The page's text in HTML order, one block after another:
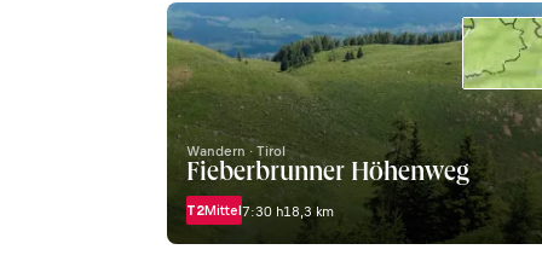
Wandern · Tirol
Fieberbrunner Höhenweg
T2Mittel7:30 h18,3 km